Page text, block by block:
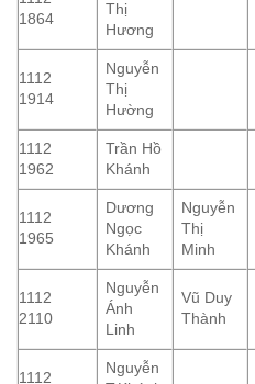
1864
Thị
Hương
1112
1914
Nguyễn
Thị
Hường
1112
1962
Trần Hồ
Khánh
1112
1965
Dương
Ngọc
Khánh
Nguyễn
Thị
Minh
1112
2110
Nguyễn
Ánh
Linh
Vũ Duy
Thành
1112
Nguyễn